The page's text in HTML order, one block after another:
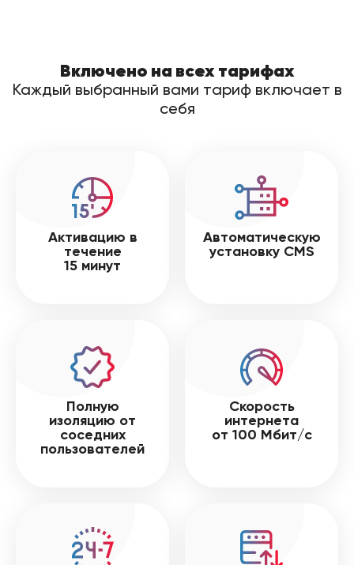
Включено на всех тарифах
Каждый выбранный вами тариф включает в
себя
Активацию в
течение
15 минут
Автоматическую
установку CMS
Полную
изоляцию от
соседних
пользователей
Скорость
интернета
от 100 Мбит/с